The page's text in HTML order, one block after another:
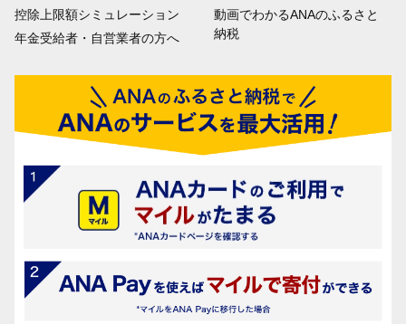
控除上限額シミュレーション
年金受給者・自営業者の方へ
動画でわかるANAのふるさと
納税